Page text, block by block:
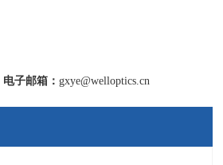
电子邮箱：gxye@welloptics.cn